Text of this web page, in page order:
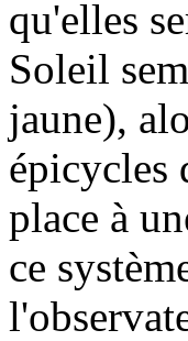
qu'elles
Soleil
jaune),
épicycles
place à
ce